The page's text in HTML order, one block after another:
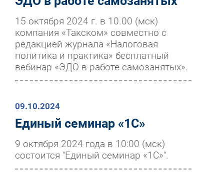
15 октября 2024 г. в 10.00 (мск)
компания «Такском» совместно с
редакцией журнала «Налоговая
политика и практика» бесплатный
вебинар «ЭДО в работе самозанятых».
09.10.2024
Единый семинар «1С»
9 октября 2024 года в 10:00 (мск)
состоится "Единый семинар «1С»".